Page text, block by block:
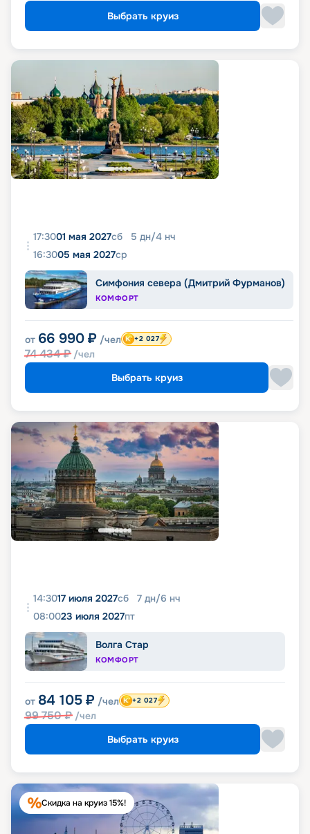
Выбрать круиз
17:3001 мая 2027сб 5 дн/4 нч
16:3005 мая 2027ср
Симфония севера (Дмитрий Фурманов)
КОМФОРТ
от 66 990 ₽ /чел
74 434₽ /чел
+2 027
Выбрать круиз
14:3017 июля 2027сб 7 дн/6 нч
08:0023 июля 2027пт
Волга Стар
КОМФОРТ
от 84 105 ₽ /чел
99 750₽ /чел
+2 027
Выбрать круиз
Скидка на круиз 15%!